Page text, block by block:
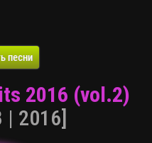
песни
2016 (vol.2)
| 2016]